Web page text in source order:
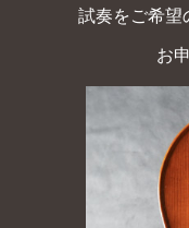
試奏をご希望
お